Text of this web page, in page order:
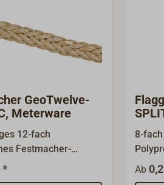
GeoTwelve-
Meterware
12-fach
Festmacher-
Traditionsschiffe,
aus einem modernem
*
8-
für
Ab